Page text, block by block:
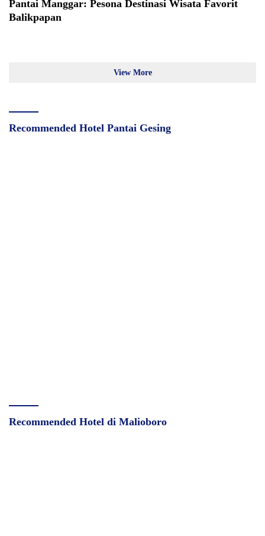
Pantai Manggar: Pesona Destinasi Wisata Favorit
Balikpapan
View More
Recommended Hotel Pantai Gesing
Recommended Hotel di Malioboro